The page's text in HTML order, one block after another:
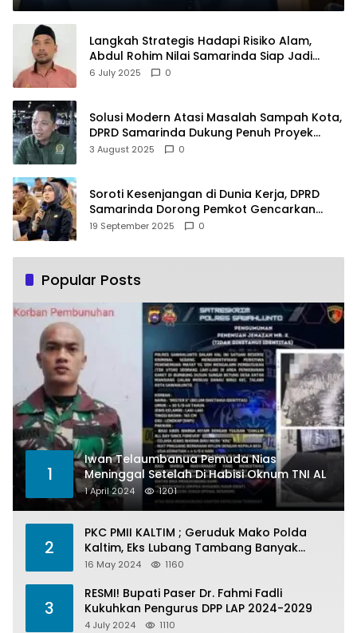
Langkah Strategis Hadapi Risiko Alam,
Abdul Rohim Nilai Samarinda Siap Jadi
Pusat Logistik Bencana Kalimantan
6 July 2025 0
Solusi Modern Atasi Masalah Sampah Kota,
DPRD Samarinda Dukung Penuh Proyek
PLTSA
3 August 2025 0
Soroti Kesenjangan di Dunia Kerja, DPRD
Samarinda Dorong Pemkot Gencarkan
Pemberdayaan Perempuan
19 September 2025 0
Popular Posts
1
Iwan Telaumbanua Pemuda Nias
Meninggal Setelah Di Habisi Oknum TNI AL
1 April 2024 1201
2
PKC PMII KALTIM ; Geruduk Mako Polda
Kaltim, Eks Lubang Tambang Banyak
Menelan Korban
16 May 2024 1160
3
RESMI! Bupati Paser Dr. Fahmi Fadli
Kukuhkan Pengurus DPP LAP 2024-2029
4 July 2024 1110